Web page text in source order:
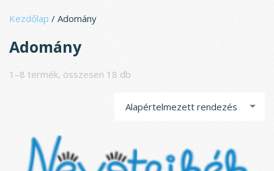
Kezdőlap / Adomány
Adomány
1–8 termék, összesen 18 db
Alapértelmezett rendezés